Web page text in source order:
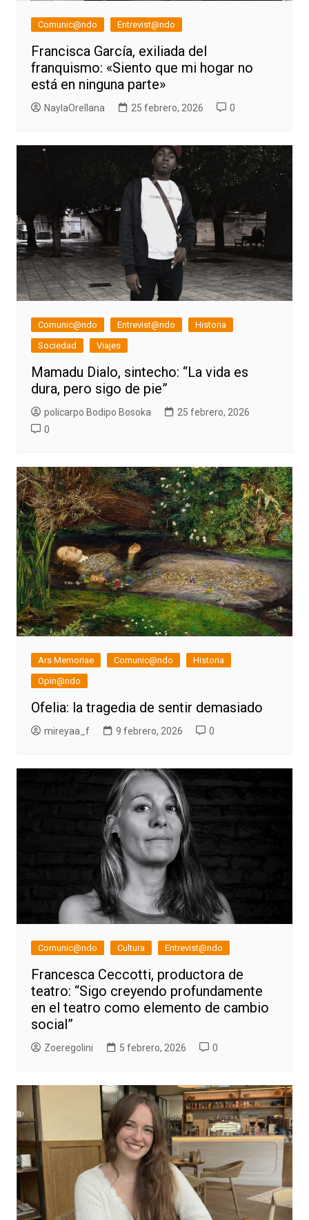
Comunic@ndo Entrevist@ndo
Francisca García, exiliada del
franquismo: «Siento que mi hogar no
está en ninguna parte»
NaylaOrellana 25 febrero, 2026 0
Comunic@ndo Entrevist@ndo
Historia
Sociedad
Viajes
Mamadu Dialo, sintecho: “La vida es
dura, pero sigo de pie”
policarpo Bodipo Bosoka
25 febrero, 2026
0
Ars Memoriae Comunic@ndo
Historia
Opin@ndo
Ofelia: la tragedia de sentir demasiado
mireyaa_f 9 febrero, 2026 0
Comunic@ndo Cultura Entrevist@ndo
Francesca Ceccotti, productora de
teatro: “Sigo creyendo profundamente
en el teatro como elemento de cambio
social”
Zoeregolini 5 febrero, 2026 0